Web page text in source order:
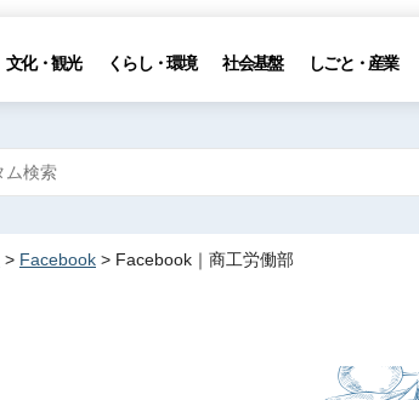
文化・観光 くらし・環境 社会基盤 しごと・産業
> Facebook > Facebook｜商工労働部